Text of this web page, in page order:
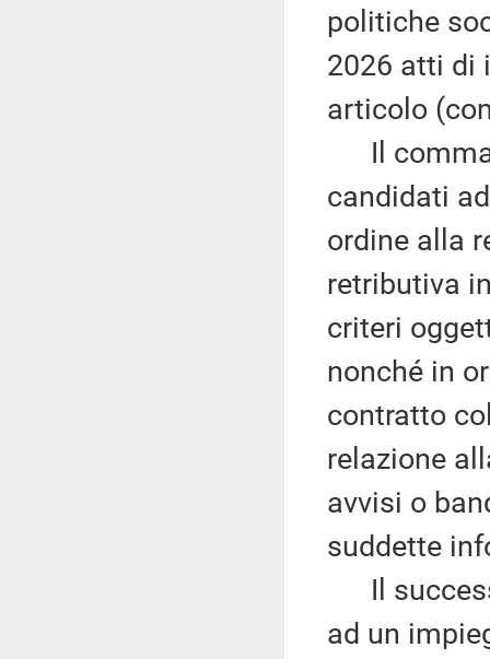
politiche
2026 atti di
articolo
Il comma
candidati
ordine alla
retributiva
criteri
nonché in
contratto
relazione
avvisi o
suddette
Il
ad un